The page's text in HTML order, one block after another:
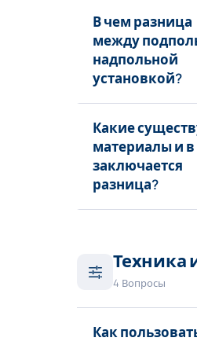
В чем разница
между
надпольной
установкой?
Какие
материалы и
заключается
разница?
Техника
4 Вопросы
Как